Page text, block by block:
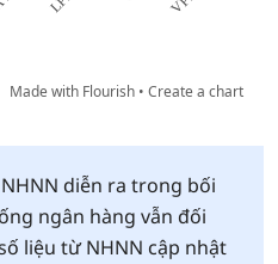
diễn ra trong bối
ngân hàng vẫn đối
liệu từ NHNN cập nhật